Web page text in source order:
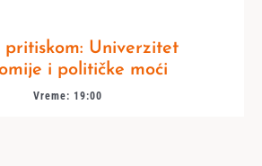
Univerzitet
i političke moći
Vreme: 19:00